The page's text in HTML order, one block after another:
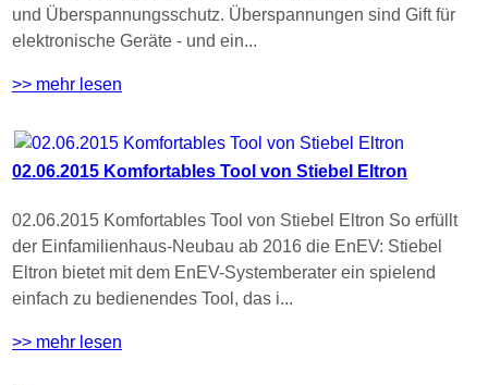
und Überspannungsschutz. Überspannungen sind Gift für
elektronische Geräte - und ein...
>> mehr lesen
02.06.2015 Komfortables Tool von Stiebel Eltron
02.06.2015 Komfortables Tool von Stiebel Eltron So erfüllt
der Einfamilienhaus-Neubau ab 2016 die EnEV: Stiebel
Eltron bietet mit dem EnEV-Systemberater ein spielend
einfach zu bedienendes Tool, das i...
>> mehr lesen